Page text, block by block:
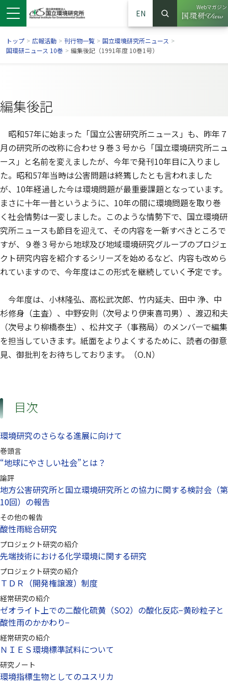
ドウで開きます）
ンドウで開きます）
ウインドウで開きます）
EN
サイト内検索
検索
Webマガジン
（別ウイ
トップ > 広報活動 > 刊行物一覧 > 国立環境研究所ニュース >
国環研ニュース 10巻 > 編集後記（1991年度 10巻1号）
編集後記
昭和57年に始まった「国立公害研究所ニュース」も、昨年７
月の研究所の改称に合わせ９巻３号から「国立環境研究所ニュ
ース」と名前を変えましたが、今年で発刊10年目に入りまし
た。昭和57年当時は公害問題は終篶したとも言われました
が、10年経過した今は環境問題が最重要課題となっています。
まさに十年一昔というように、10年の間に環境問題を取り巻
く社会情勢は一変しました。このような情勢下で、国立環境研
究所ニュースも節目を迎えて、その内容を一新すべきところで
すが、９巻３号から地球及び地域環境研究グループのプロジェ
クト研究内容を紹介するシリーズを始めるなど、内容も改めら
れていますので、今年度はこの形式を継続していく予定です。
今年度は、小林隆弘、高松武次郎、竹内延夫、田中 浄、中
杉修身（主査）、中野安則（次号より伊東喜司男）、渡辺和夫
（次号より柳橋泰生）、松井文子（事務局）のメンバーで編集
を担当していきます。紙面をよりよくするために、読者の御意
見、御批判をお待ちしております。（O.N）
目次
環境研究のさらなる進展に向けて
巻頭言
“地球にやさしい社会”とは？
論評
地方公害研究所と国立環境研究所との協力に関する検討会（第
10回）の報告
その他の報告
酸性雨総合研究
プロジェクト研究の紹介
先端技術における化学環境に関する研究
プロジェクト研究の紹介
ＴＤＲ（開発権譲渡）制度
経常研究の紹介
ゼオライト上での二酸化硫黄（SO2）の酸化反応−黄砂粒子と
酸性雨のかかわり−
経常研究の紹介
ＮＩＥＳ環境標準試料について
研究ノート
環境指標生物としてのユスリカ